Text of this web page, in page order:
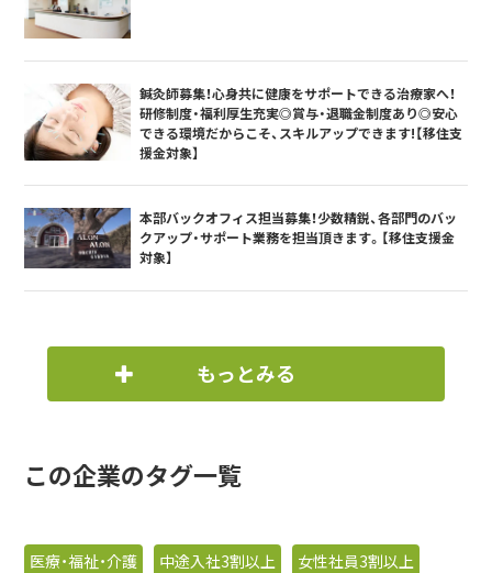
鍼灸師募集！心身共に健康をサポートできる治療家へ！
研修制度・福利厚生充実◎賞与・退職金制度あり◎安心
できる環境だからこそ、スキルアップできます!【移住支
援金対象】
本部バックオフィス担当募集！少数精鋭、各部門のバッ
クアップ・サポート業務を担当頂きます。【移住支援金
対象】
もっとみる
この企業のタグ一覧
医療・福祉・介護 中途入社3割以上
女性社員3割以上